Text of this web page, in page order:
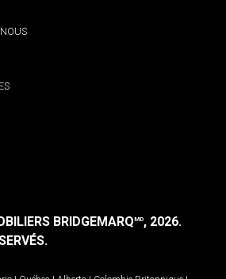
BRIDGEMARQMD, 2026.